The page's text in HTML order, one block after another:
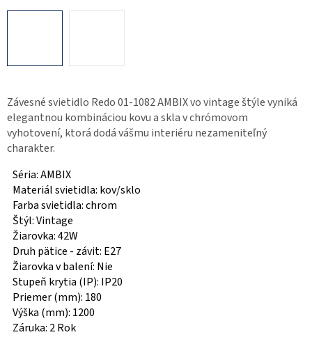
Závesné svietidlo Redo 01-1082 AMBIX vo vintage štýle vyniká
elegantnou kombináciou kovu a skla v chrómovom
vyhotovení, ktorá dodá vášmu interiéru nezameniteľný
charakter.
Séria: AMBIX
Materiál svietidla: kov/sklo
Farba svietidla: chrom
Štýl: Vintage
Žiarovka: 42W
Druh pätice - závit: E27
Žiarovka v balení: Nie
Stupeň krytia (IP): IP20
Priemer (mm): 180
Výška (mm): 1200
Záruka: 2 Rok